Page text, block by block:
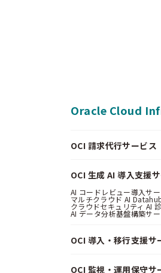
Oracle Cloud
OCI 請求代行サービス
OCI 生成 AI 導入支援
AI コードレビュー導入サ
マルチクラウド AI
クラウドセキュリティ AI
AI データ分析基盤構築サ
OCI 導入・移行支援サ
OCI 監視・運用保守サ